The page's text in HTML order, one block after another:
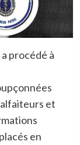
procédé à
et
en